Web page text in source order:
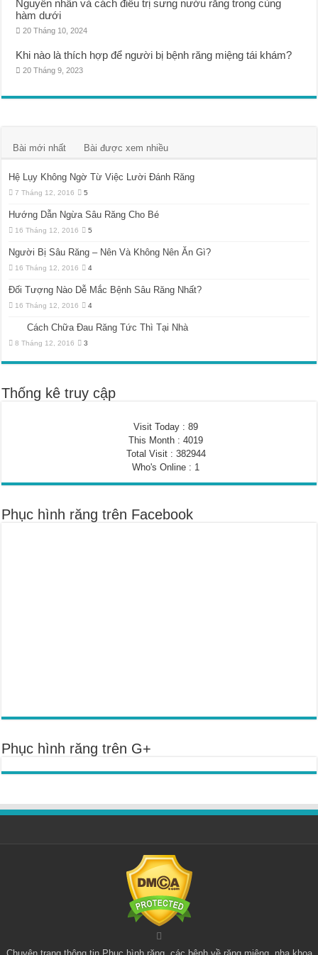
Nguyên nhân và cách điều trị sưng nướu răng trong cùng
hàm dưới
20 Tháng 10, 2024
Khi nào là thích hợp để người bị bệnh răng miệng tái khám?
20 Tháng 9, 2023
Bài mới nhất Bài được xem nhiều
Hệ Lụy Không Ngờ Từ Việc Lười Đánh Răng
7 Tháng 12, 2016 5
Hướng Dẫn Ngừa Sâu Răng Cho Bé
16 Tháng 12, 2016 5
Người Bị Sâu Răng – Nên Và Không Nên Ăn Gì?
16 Tháng 12, 2016 4
Đối Tượng Nào Dễ Mắc Bệnh Sâu Răng Nhất?
16 Tháng 12, 2016 4
Cách Chữa Đau Răng Tức Thì Tại Nhà
8 Tháng 12, 2016 3
Thống kê truy cập
Visit Today : 89
This Month : 4019
Total Visit : 382944
Who's Online : 1
Phục hình răng trên Facebook
Phục hình răng trên G+